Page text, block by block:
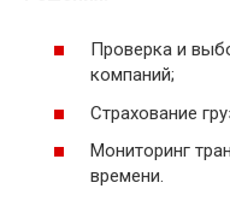
Проверка и
компаний;
Страхование
Мониторинг
времени.